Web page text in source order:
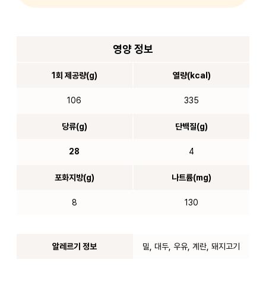
영양 정보
1회 제공량(g)
106
열량(kcal)
335
당류(g)
28
단백질(g)
4
포화지방(g)
8
나트륨(mg)
130
알레르기 정보 밀, 대두, 우유, 계란, 돼지고기